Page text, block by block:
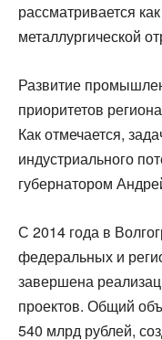
рассматривается
металлургической
Развитие
приоритетов
Как отмечается,
индустриального
губернатором
С 2014 года в
федеральных и
завершена
проектов. Общий
540 млрд рублей,